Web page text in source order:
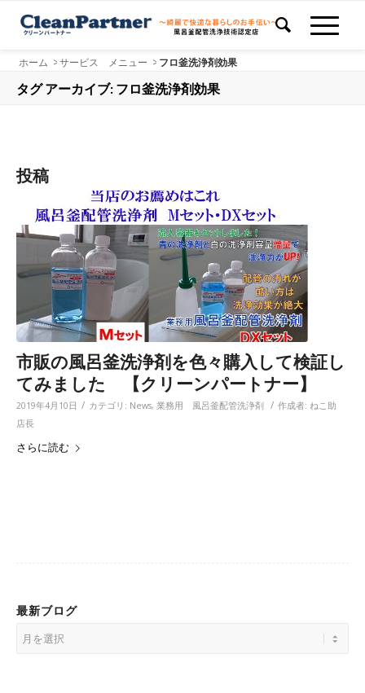
ホーム >サービス メニュー > フロ釜洗浄剤効果
タグ アーカイブ: フロ釜洗浄剤効果
投稿
市販の風呂釜洗浄剤を色々購入して検証し
てみました 【クリーンパートナー】
2019年4月10日 / カテゴリ: News, 業務用 風呂釜配管洗浄剤 / 作成者: ねこ助
店長
さらに読む
最新ブログ